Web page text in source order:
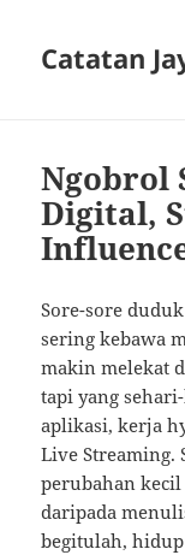
Catatan
Ngobrol
Digital,
Sore-sore
sering kebawa
makin melekat
tapi yang
aplikasi, kerja
Live Streaming.
perubahan
daripada
begitulah,